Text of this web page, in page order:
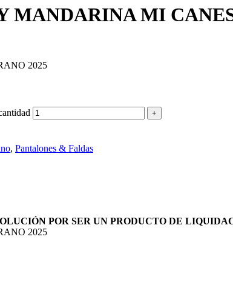
MANDARINA MI
2025
, Pantalones & Faldas
POR SER UN PRODUCTO DE
2025